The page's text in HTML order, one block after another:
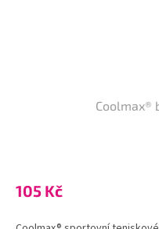
Coolmax®
105 Kč